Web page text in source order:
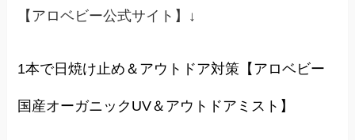
【アロベビー公式サイト】↓
1本で日焼け止め＆アウトドア対策【アロベビー
国産オーガニックUV＆アウトドアミスト】